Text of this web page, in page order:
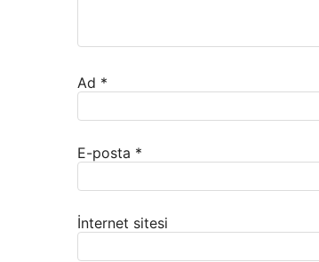
Ad *
E-posta *
İnternet sitesi